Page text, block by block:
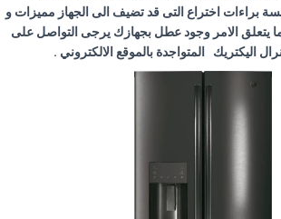
براءات اختراع التى قد تضيف الى الجهاز مميزات و
يتعلق الامر وجود عطل بجهازك يرجى التواصل على
اليكتريك المتواجدة بالموقع الالكتروني .